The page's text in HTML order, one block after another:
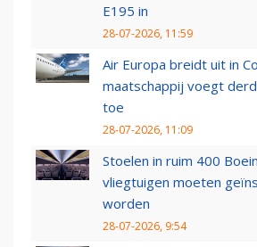
E195 in
28-07-2026, 11:59
Air Europa breidt uit in
maatschappij voegt
toe
28-07-2026, 11:09
Stoelen in ruim 400
vliegtuigen moeten
worden
28-07-2026, 9:54